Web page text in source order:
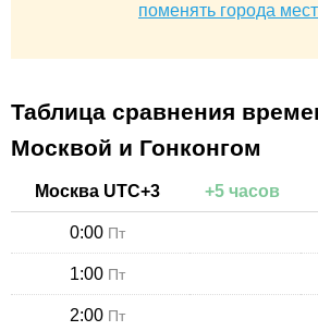
поменять города
Таблица сравнения
Москвой и Гонконгом
Москва UTC+3 +5 часов
0:00 Пт
1:00 Пт
2:00 Пт